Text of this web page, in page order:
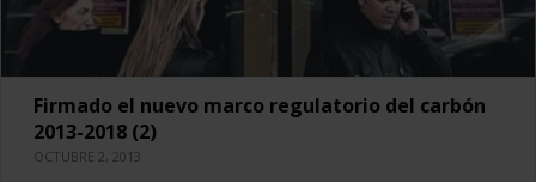
Firmado el nuevo marco regulatorio del carbón
2013-2018 (2)
OCTUBRE 2, 2013